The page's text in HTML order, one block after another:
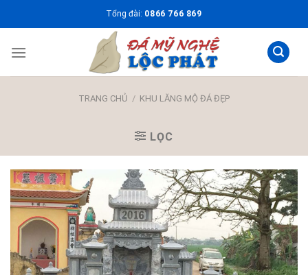
to
Tổng đài: 0866 766 869
TRANG CHỦ / KHU LĂNG MỘ ĐÁ ĐẸP
LỌC